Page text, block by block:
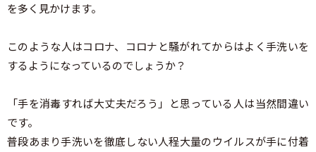
を多く見かけます。
このような人はコロナ、コロナと騒がれてからはよく手洗いを
するようになっているのでしょうか？
「手を消毒すれば大丈夫だろう」と思っている人は当然間違い
です。
普段あまり手洗いを徹底しない人程大量のウイルスが手に付着